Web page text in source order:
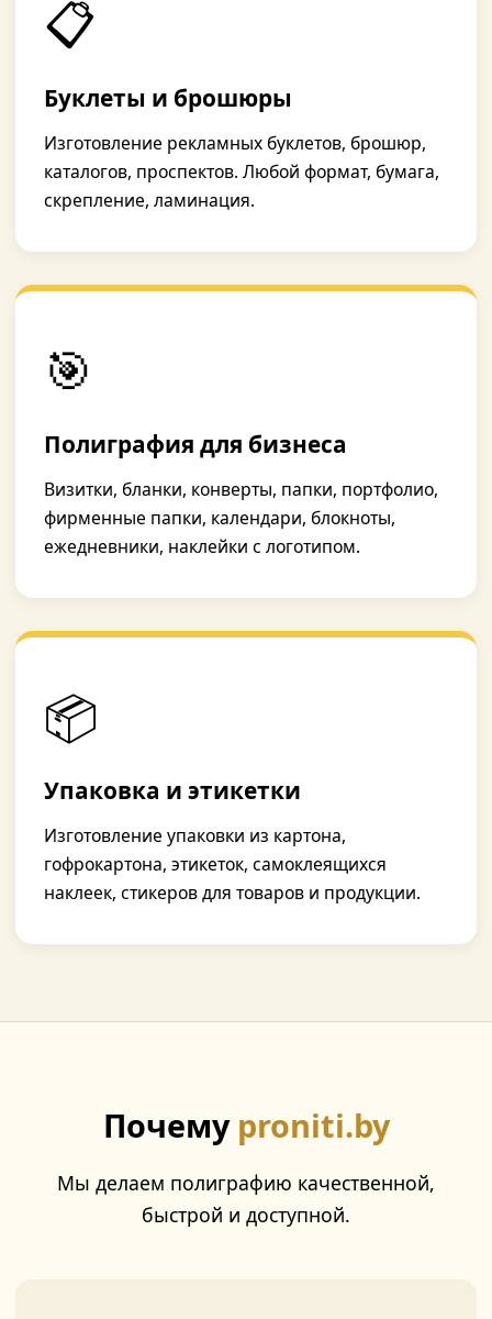
📋
Буклеты и брошюры
Изготовление рекламных буклетов, брошюр,
каталогов, проспектов. Любой формат, бумага,
скрепление, ламинация.
🎯
Полиграфия для бизнеса
Визитки, бланки, конверты, папки, портфолио,
фирменные папки, календари, блокноты,
ежедневники, наклейки с логотипом.
📦
Упаковка и этикетки
Изготовление упаковки из картона,
гофрокартона, этикеток, самоклеящихся
наклеек, стикеров для товаров и продукции.
Почему proniti.by
Мы делаем полиграфию качественной,
быстрой и доступной.